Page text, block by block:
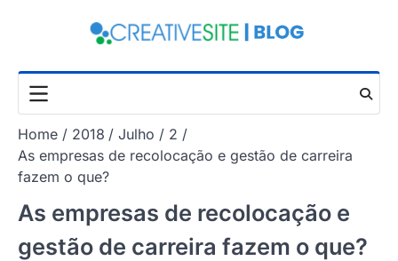
Home 2018 Julho
2
As empresas de recolocação e gestão de carreira
fazem o que?
As empresas de recolocação e
gestão de carreira fazem o que?